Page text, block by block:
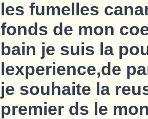
les fumelles
fonds de mon
bain je suis la
lexperience,de
je souhaite la
premier ds le